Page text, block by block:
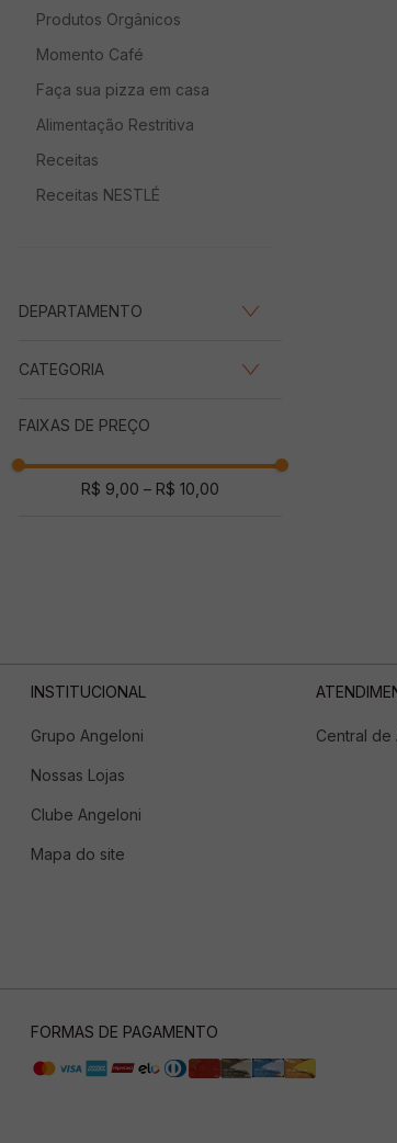
Produtos Orgânicos
Momento Café
Faça sua pizza em casa
Alimentação Restritiva
Receitas
Receitas NESTLÉ
DEPARTAMENTO
CATEGORIA
FAIXAS DE PREÇO
R$ 9,00 – R$ 10,00
INSTITUCIONAL
Grupo Angeloni
Nossas Lojas
Clube Angeloni
Mapa do site
Central de
FORMAS DE PAGAMENTO